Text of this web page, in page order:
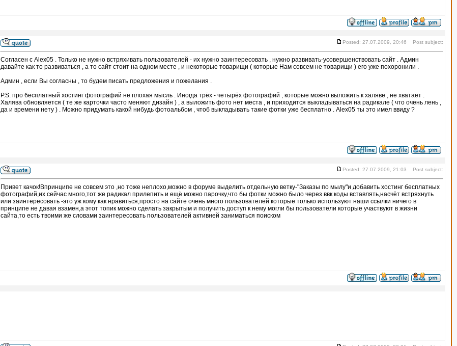
Posted: 27.07.2009, 20:46 Post subject:
Согласен с Alex05 . Только не нужно встряхивать пользователей - их нужно заинтересовать , нужно развивать-усовершенствовать сайт . Админ
давайте как то развиваться , а то сайт стоит на одном месте , и некоторые товарищи ( которые Нам совсем не товарищи ) его уже похоронили .
Админ , если Вы согласны , то будем писать предложения и пожелания .
P.S. про бесплатный хостинг фотографий не плохая мысль . Иногда трёх - четырёх фотографий , которые можно выложить к халяве , не хватает .
Халява обновляется ( те же карточки часто меняют дизайн ) , а выложить фото нет места , и приходится выкладываться на радикале ( что очень лень ,
да и времени нету ) . Можно придумать какой нибудь фотоальбом , чтоб выкладывать такие фотки уже бесплатно . Alex05 ты это имел ввиду ?
Posted: 27.07.2009, 21:03 Post subject:
Привет качок!Впринципе не совсем это ,но тоже неплохо,можно в форуме выделить отдельную ветку-"Заказы по мылу"и добавить хостинг бесплатных
фотографий,их сейчас много,тот же радикал прилепить и ещё можно парочку,что бы фотки можно было через ввк коды вставлять,насчёт встряхнуть
или заинтересовать -это уж кому как нравиться,просто на сайте очень много пользователей которые только используют наши ссылки ничего в
принципе не давая взамен,а этот топик можно сделать закрытым и получить доступ к нему могли бы пользователи которые участвуют в жизни
сайта,то есть твоими же словами заинтересовать пользователей активней заниматься поиском